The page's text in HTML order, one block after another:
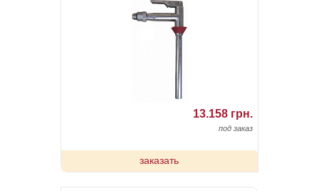
13.158 грн.
под заказ
заказать